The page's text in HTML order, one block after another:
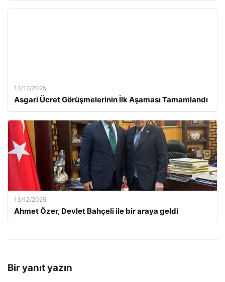
13/12/2025
Asgari Ücret Görüşmelerinin İlk Aşaması Tamamlandı
13/12/2025
Ahmet Özer, Devlet Bahçeli ile bir araya geldi
Bir yanıt yazın